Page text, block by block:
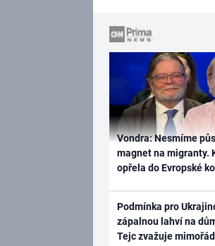
Vondra: Nesmíme
magnet na migranty.
opřela do Evropské
Podmínka pro
zápalnou lahví na
Tejc zvažuje